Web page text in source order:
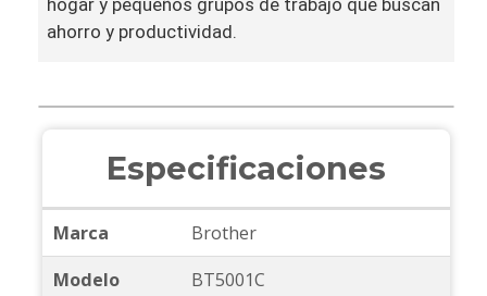
hogar y pequeños grupos de trabajo que buscan
ahorro y productividad.
Especificaciones
Marca
Brother
Modelo
BT5001C